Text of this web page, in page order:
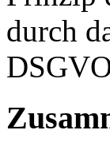
durch